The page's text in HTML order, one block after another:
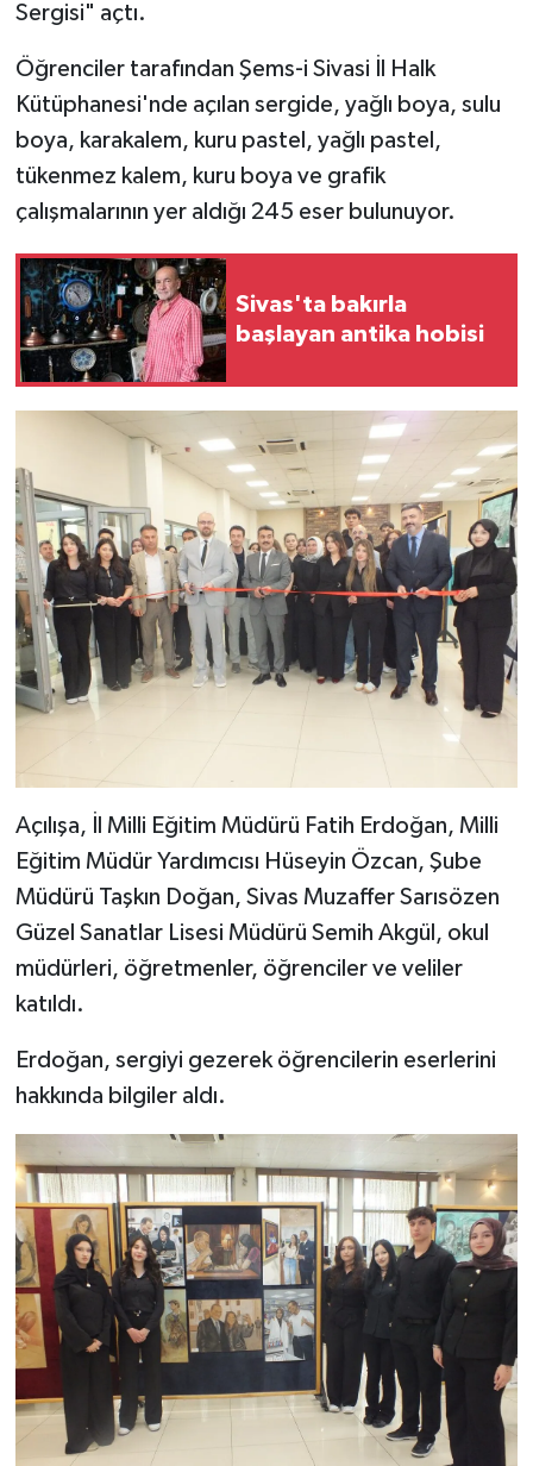
Sergisi" açtı.
Öğrenciler tarafından Şems-i Sivasi İl Halk
Kütüphanesi'nde açılan sergide, yağlı boya, sulu
boya, karakalem, kuru pastel, yağlı pastel,
tükenmez kalem, kuru boya ve grafik
çalışmalarının yer aldığı 245 eser bulunuyor.
Sivas'ta bakırla
başlayan antika hobisi
Açılışa, İl Milli Eğitim Müdürü Fatih Erdoğan, Milli
Eğitim Müdür Yardımcısı Hüseyin Özcan, Şube
Müdürü Taşkın Doğan, Sivas Muzaffer Sarısözen
Güzel Sanatlar Lisesi Müdürü Semih Akgül, okul
müdürleri, öğretmenler, öğrenciler ve veliler
katıldı.
Erdoğan, sergiyi gezerek öğrencilerin eserlerini
hakkında bilgiler aldı.